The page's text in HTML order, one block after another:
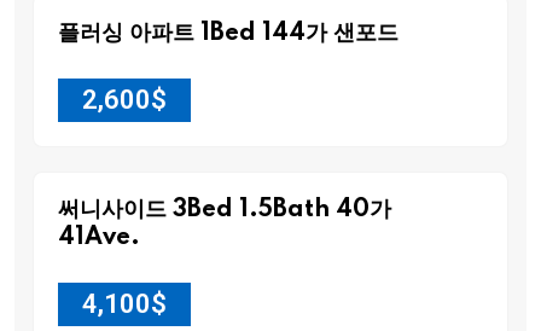
플러싱 아파트 1Bed 144가 샌포드
2,600$
써니사이드 3Bed 1.5Bath 40가
41Ave.
4,100$